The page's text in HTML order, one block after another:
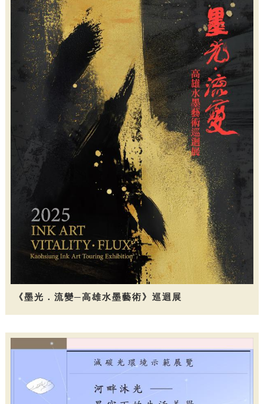
《墨光．流變─高雄水墨藝術》巡迴展